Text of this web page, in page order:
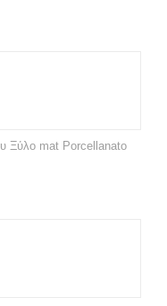
Ξύλο mat Porcellanato